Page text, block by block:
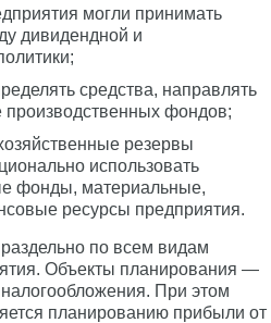
могли принимать
дивидендной и
средства, направлять
производственных фондов;
резервы
использовать
фонды, материальные,
ресурсы предприятия.
по всем видам
Объекты планирования —
При этом
планированию прибыли от